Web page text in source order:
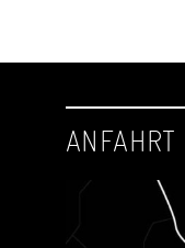
ANFAHRT